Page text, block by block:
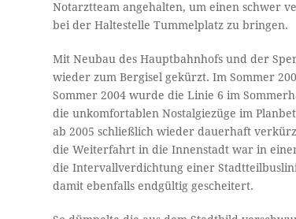
Notarztteam angehalten, um einen schwer
bei der Haltestelle Tummelplatz zu bringen.
Mit Neubau des Hauptbahnhofs und der
wieder zum Bergisel gekürzt. Im Sommer
Sommer 2004 wurde die Linie 6 im
die unkomfortablen Nostalgiezüge im
ab 2005 schließlich wieder dauerhaft
die Weiterfahrt in die Innenstadt war in
die Intervallverdichtung einer
damit ebenfalls endgültig gescheitert.